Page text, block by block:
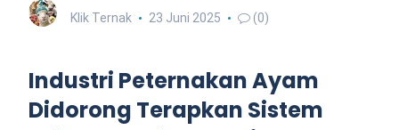
Klik Ternak 23 Juni 2025 (0)
Industri Peternakan Ayam
Didorong Terapkan Sistem